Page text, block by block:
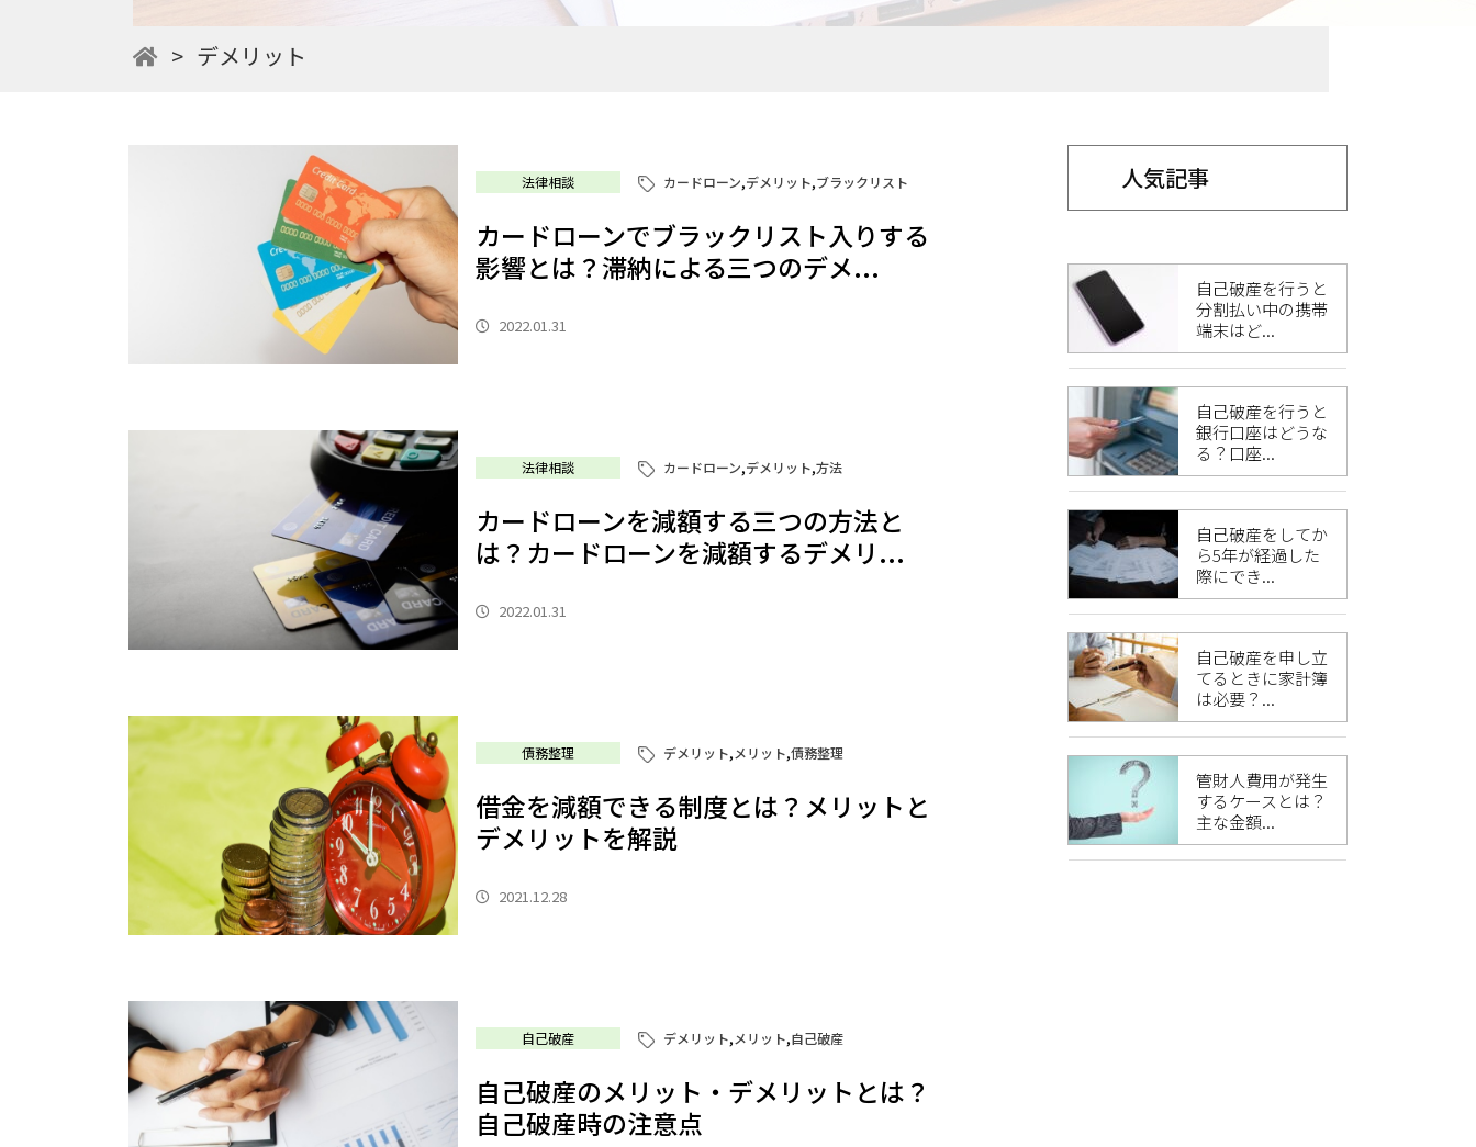
> デメリット
法律相談 カードローン,デメリット,ブラックリスト
カードローンでブラックリスト入りする
影響とは？滞納による三つのデメ...
2022.01.31
法律相談 カードローン,デメリット,方法
カードローンを減額する三つの方法と
は？カードローンを減額するデメリ...
2022.01.31
債務整理 デメリット,メリット,債務整理
借金を減額できる制度とは？メリットと
デメリットを解説
2021.12.28
自己破産 デメリット,メリット,自己破産
自己破産のメリット・デメリットとは？
自己破産時の注意点
人気記事
自己破産を行うと
分割払い中の携帯
端末はど...
自己破産を行うと
銀行口座はどうな
る？口座...
自己破産をしてか
ら5年が経過した
際にでき...
自己破産を申し立
てるときに家計簿
は必要？...
管財人費用が発生
するケースとは？
主な金額...